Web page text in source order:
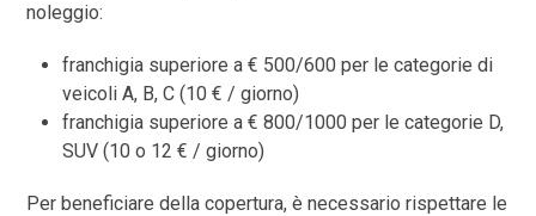
noleggio:
franchigia superiore a € 500/600 per le categorie di
veicoli A, B, C (10 € / giorno)
franchigia superiore a € 800/1000 per le categorie D,
SUV (10 o 12 € / giorno)
Per beneficiare della copertura, è necessario rispettare le